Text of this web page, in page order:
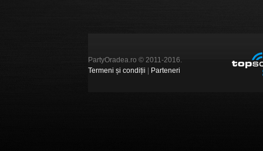
PartyOradea.ro © 2011-2016.
Termeni și condiții
Parteneri